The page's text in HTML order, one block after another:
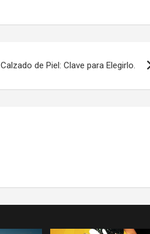
Calzado de Piel: Clave para Elegirlo.